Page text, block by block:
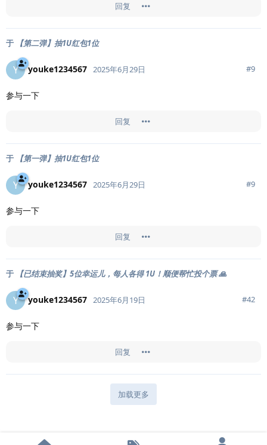
回复
于 【第二弹】抽1U红包1位
Y youke1234567 2025年6月29日 #9
参与一下
回复
于 【第一弹】抽1U红包1位
Y youke1234567 2025年6月29日 #9
参与一下
回复
于 【已结束抽奖】5位幸运儿，每人各得 1U！顺便帮忙投个票 🙏
Y youke1234567 2025年6月19日 #42
参与一下
回复
加载更多